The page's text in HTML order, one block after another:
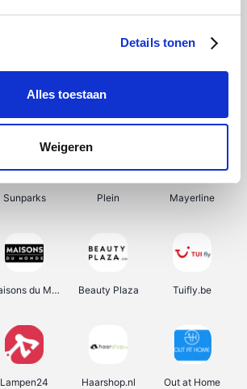
Details tonen
Alles toestaan
Weigeren
Shein Bergfreunde Smartwatchbanden
Sunparks Plein Mayerline
Maisons du Monde Beauty Plaza Tuifly.be
Lampen24 Haarshop.nl Out at Home